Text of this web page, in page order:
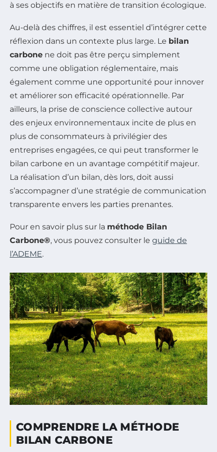
à ses objectifs en matière de transition écologique.
Au-delà des chiffres, il est essentiel d’intégrer cette
réflexion dans un contexte plus large. Le bilan
carbone ne doit pas être perçu simplement
comme une obligation réglementaire, mais
également comme une opportunité pour innover
et améliorer son efficacité opérationnelle. Par
ailleurs, la prise de conscience collective autour
des enjeux environnementaux incite de plus en
plus de consommateurs à privilégier des
entreprises engagées, ce qui peut transformer le
bilan carbone en un avantage compétitif majeur.
La réalisation d’un bilan, dès lors, doit aussi
s’accompagner d’une stratégie de communication
transparente envers les parties prenantes.
Pour en savoir plus sur la méthode Bilan
Carbone®, vous pouvez consulter le guide de
l’ADEME.
COMPRENDRE LA MÉTHODE
BILAN CARBONE